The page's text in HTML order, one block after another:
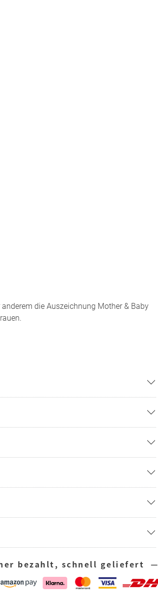
die Auszeichnung Mother & Baby
bezahlt, schnell geliefert —